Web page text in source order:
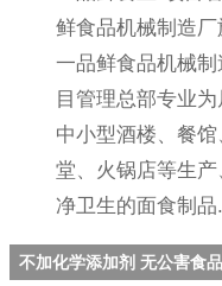
鲜食品机械制造
一品鲜食品机械
目管理总部专业
中小型酒楼、餐
堂、火锅店等生
净卫生的面食制品
不加化学添加剂 无公害食品